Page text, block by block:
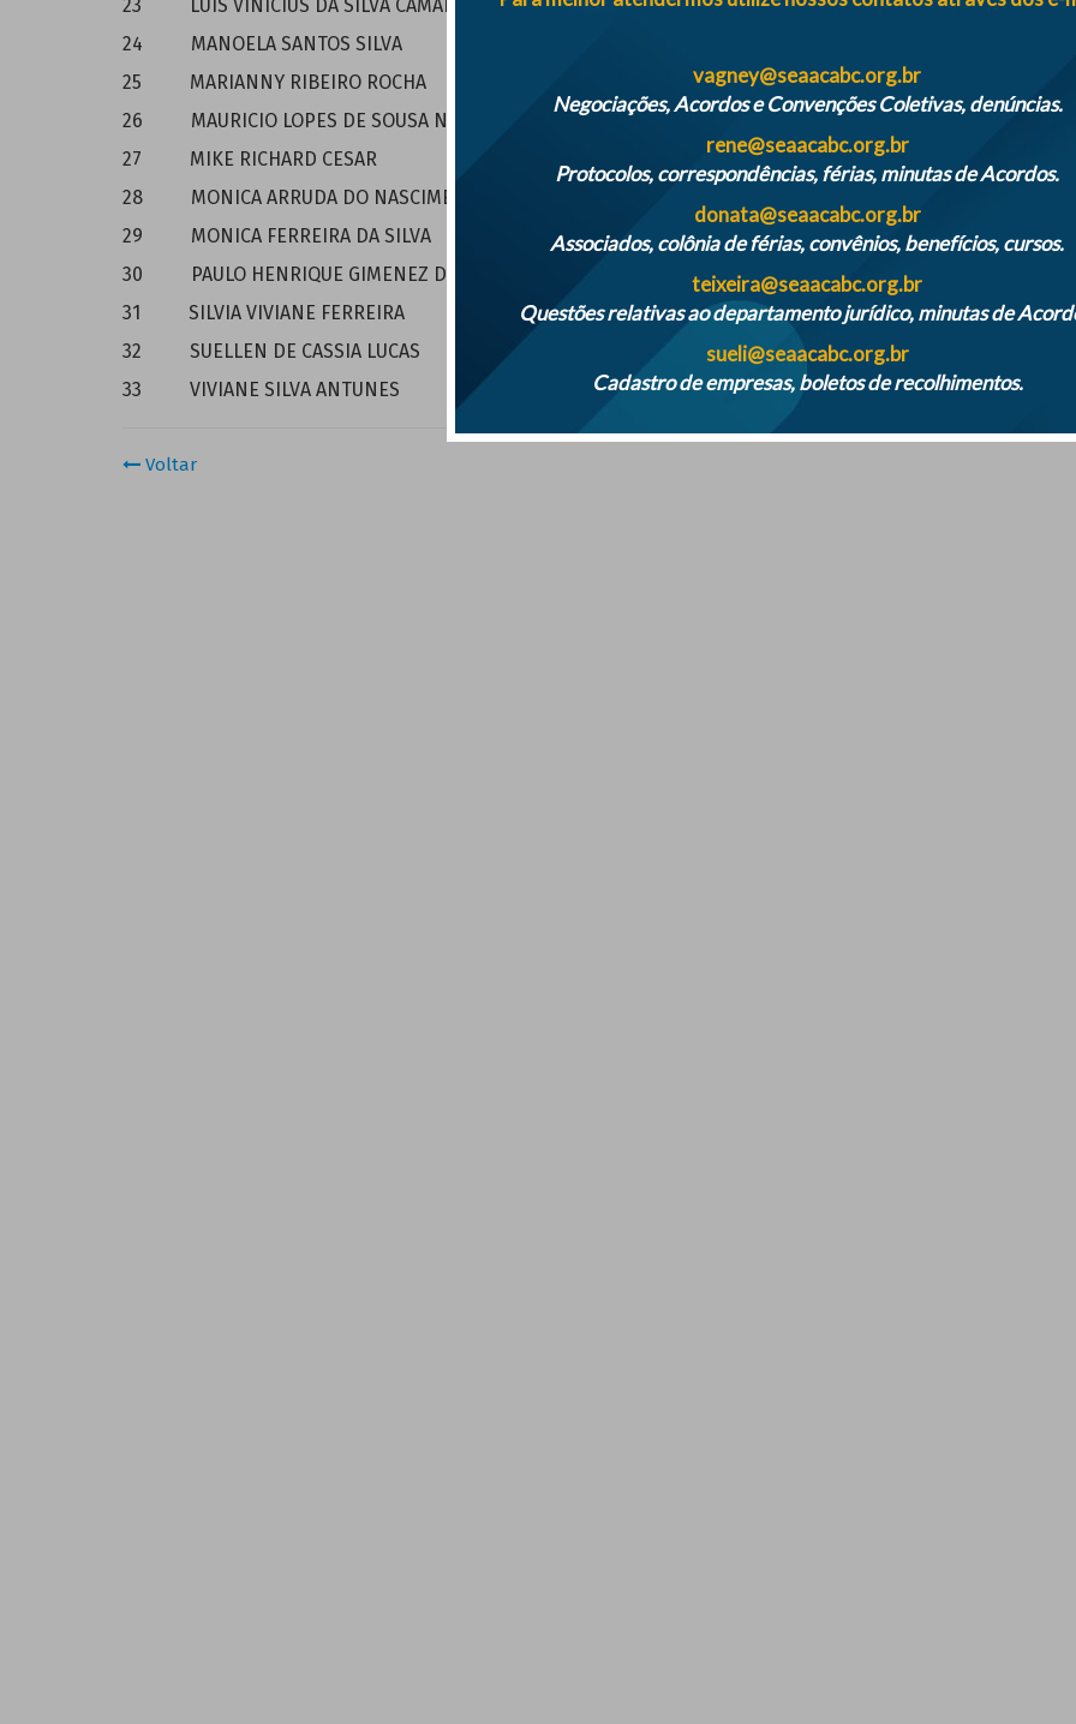
23 LUIS VINICIUS DA SILVA CAMARGO
24 MANOELA SANTOS SILVA
25 MARIANNY RIBEIRO ROCHA
26 MAURICIO LOPES DE SOUSA NETO
27 MIKE RICHARD CESAR
28 MONICA ARRUDA DO NASCIMENTO
29 MONICA FERREIRA DA SILVA
30 PAULO HENRIQUE GIMENEZ DE OLIVEIRA
31 SILVIA VIVIANE FERREIRA
32 SUELLEN DE CASSIA LUCAS
33 VIVIANE SILVA ANTUNES
Voltar
vagney@seaacabc.org.br
Negociações, Acordos e Convenções Coletivas, denúncias.
rene@seaacabc.org.br
Protocolos, correspondências, férias, minutas de Acordos.
donata@seaacabc.org.br
Associados, colônia de férias, convênios, benefícios, cursos.
teixeira@seaacabc.org.br
Questões relativas ao departamento jurídico, minutas de
sueli@seaacabc.org.br
Cadastro de empresas, boletos de recolhimentos.